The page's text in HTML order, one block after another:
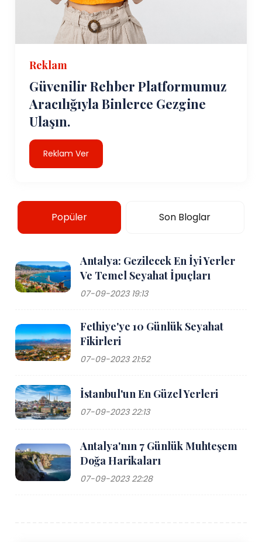
Reklam
Güvenilir Rehber Platformumuz
Aracılığıyla Binlerce Gezgine
Ulaşın.
Reklam Ver
Popüler Son Bloglar
Antalya: Gezilecek En İyi Yerler
Ve Temel Seyahat İpuçları
07-09-2023 19:13
Fethiye'ye 10 Günlük Seyahat
Fikirleri
07-09-2023 21:52
İstanbul'un En Güzel Yerleri
07-09-2023 22:13
Antalya'nın 7 Günlük Muhteşem
Doğa Harikaları
07-09-2023 22:28